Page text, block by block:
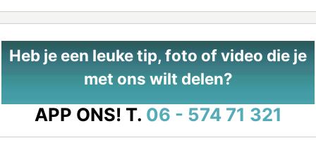
Heb je een leuke tip, foto of video die je
met ons wilt delen?
APP ONS! T. 06 - 574 71 321